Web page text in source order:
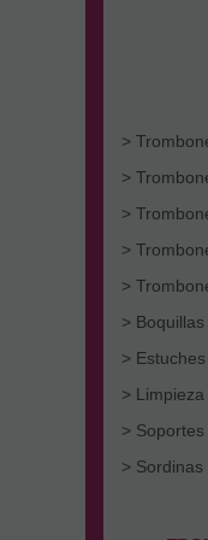
>
>
>
>
>
>
>
>
>
> Sordinas